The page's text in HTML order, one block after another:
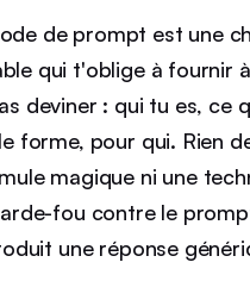
de prompt est une
qui t'oblige à fournir
deviner : qui tu es, ce
forme, pour qui. Rien
magique ni une
fou contre le
une réponse